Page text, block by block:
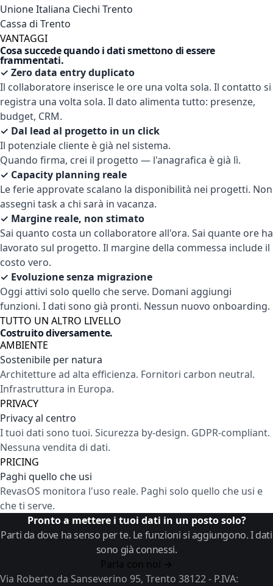
Unione Italiana Ciechi Trento
Cassa di Trento
VANTAGGI
Cosa succede quando i dati smettono di essere
frammentati.
✓ Zero data entry duplicato
Il collaboratore inserisce le ore una volta sola. Il contatto si
registra una volta sola. Il dato alimenta tutto: presenze,
budget, CRM.
✓ Dal lead al progetto in un click
Il potenziale cliente è già nel sistema.
Quando firma, crei il progetto — l'anagrafica è già lì.
✓ Capacity planning reale
Le ferie approvate scalano la disponibilità nei progetti. Non
assegni task a chi sarà in vacanza.
✓ Margine reale, non stimato
Sai quanto costa un collaboratore all'ora. Sai quante ore ha
lavorato sul progetto. Il margine della commessa include il
costo vero.
✓ Evoluzione senza migrazione
Oggi attivi solo quello che serve. Domani aggiungi
funzioni. I dati sono già pronti. Nessun nuovo onboarding.
TUTTO UN ALTRO LIVELLO
Costruito diversamente.
AMBIENTE
Sostenibile per natura
Architetture ad alta efficienza. Fornitori carbon neutral.
Infrastruttura in Europa.
PRIVACY
Privacy al centro
I tuoi dati sono tuoi. Sicurezza by-design. GDPR-compliant.
Nessuna vendita di dati.
PRICING
Paghi quello che usi
RevasOS monitora l'uso reale. Paghi solo quello che usi e
che ti serve.
Pronto a mettere i tuoi dati in un posto solo?
Parti da dove ha senso per te. Le funzioni si aggiungono. I dati
sono già connessi.
Parla con noi →
Via Roberto da Sanseverino 95, Trento 38122 - P.IVA: